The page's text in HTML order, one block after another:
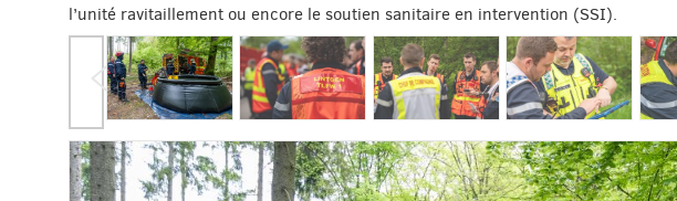
l’unité ravitaillement ou encore le soutien sanitaire en intervention (SSI).